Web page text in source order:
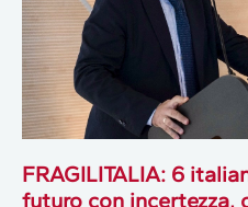
FRAGILITALIA: 6
futuro con incertezza,